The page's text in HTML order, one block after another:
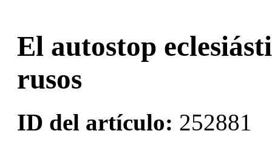
El autostop
rusos
ID del artículo: 252881